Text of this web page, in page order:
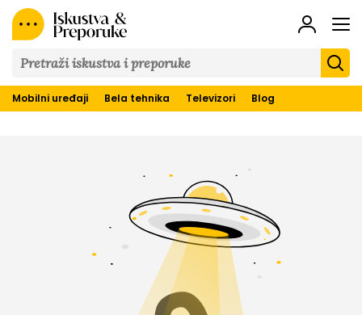
&
Preporuke
Mobilni uređaji Bela tehnika Televizori Blog